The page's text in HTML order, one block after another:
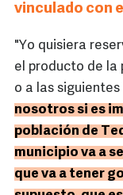
vinculado con
"Yo quisiera
el producto de la
o a las
nosotros si es
población de
municipio va a
que va a tener